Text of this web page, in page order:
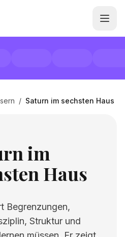
/ Saturn im sechsten Haus
im
Haus
Begrenzungen,
Struktur und